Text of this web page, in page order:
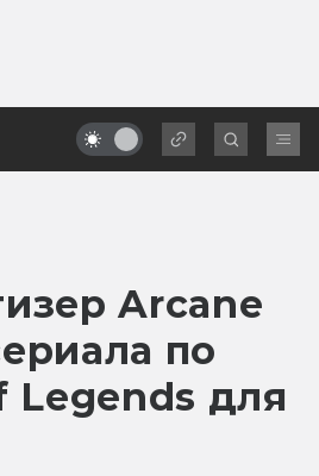
Arcane
по
Legends для